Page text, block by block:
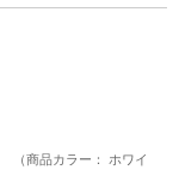
（商品カラー： ホワイ